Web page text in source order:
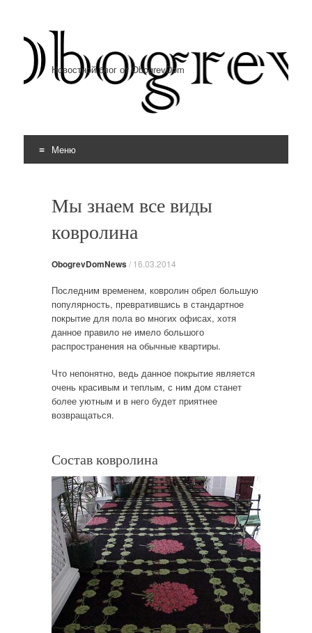
Новостной блог от ObogrevDom
Меню
Мы знаем все виды
ковролина
ObogrevDomNews/ 16.03.2014
Последним временем, ковролин обрел большую
популярность, превратившись в стандартное
покрытие для пола во многих офисах, хотя
данное правило не имело большого
распространения на обычные квартиры.
Что непонятно, ведь данное покрытие является
очень красивым и теплым, с ним дом станет
более уютным и в него будет приятнее
возвращаться.
Состав ковролина